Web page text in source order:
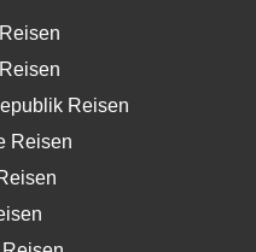
Reisen
Reisen